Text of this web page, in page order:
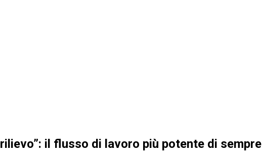
il flusso di lavoro più potente di sempre